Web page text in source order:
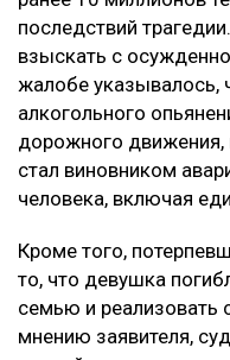
Глубину
Апелляцию подал
20-летней Томирис
При этом сам
оспаривал. Жалоба
компенсации
потерпевшая сторона
ранее 10 миллионов
последствий
взыскать с